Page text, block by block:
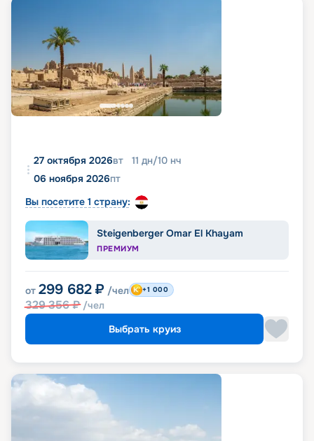
27 октября 2026вт 11 дн/10 нч
06 ноября 2026пт
Вы посетите 1 страну:
Steigenberger Omar El Khayam
ПРЕМИУМ
от 299 682 ₽ /чел
329 356₽ /чел
+1 000
Выбрать круиз